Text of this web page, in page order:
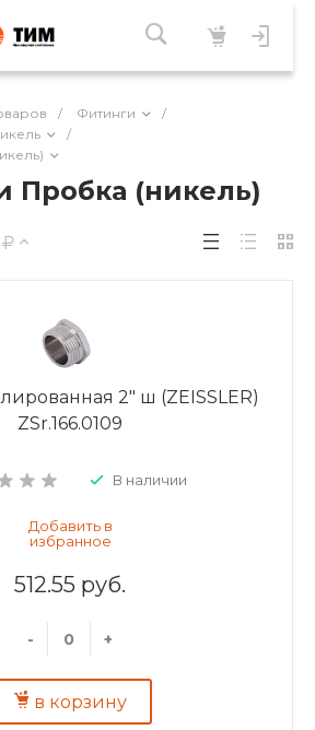
/ Фитинги
/
/
Пробка (никель)
2" ш (ZEISSLER)
ZSr.166.0109
В наличии
512.55 руб.
- +
в корзину